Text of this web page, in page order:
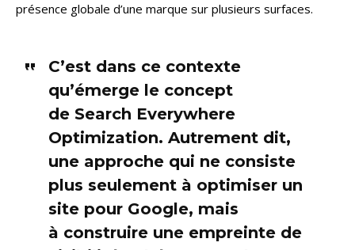
présence globale d’une marque sur plusieurs surfaces.
C’est dans ce contexte
qu’émerge le concept
de Search Everywhere
Optimization. Autrement dit,
une approche qui ne consiste
plus seulement à optimiser un
site pour Google, mais
à construire une empreinte de